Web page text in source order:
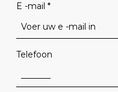
E -mail *
Telefoon